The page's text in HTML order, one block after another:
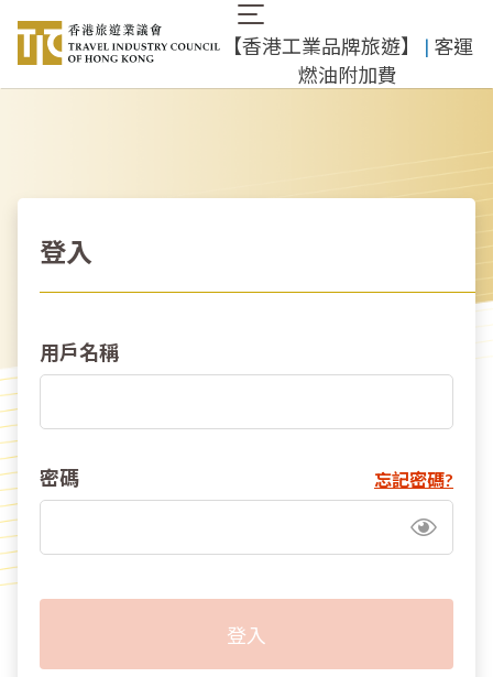
內
Main
navigation
​【香港工業品牌旅遊】 ​ | 客運
燃油附加費
登入
用戶名稱
忘記密碼?
密碼